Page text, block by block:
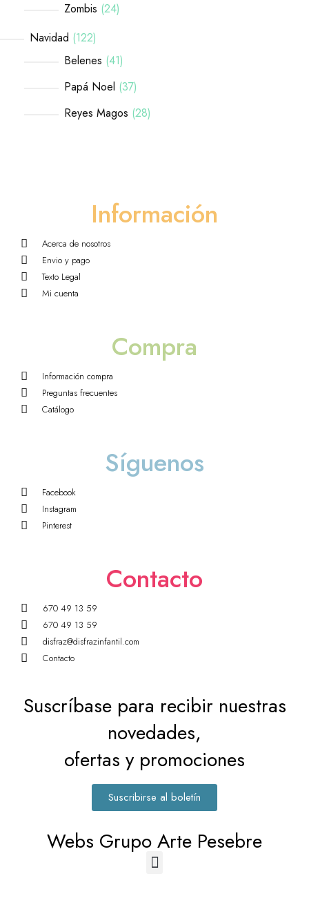
Zombis 24
Navidad 122
Belenes 41
Papá Noel 37
Reyes Magos 28
Información
Acerca de nosotros
Envio y pago
Texto Legal
Mi cuenta
Compra
Información compra
Preguntas frecuentes
Catálogo
Síguenos
Facebook
Instagram
Pinterest
Contacto
670 49 13 59
670 49 13 59
disfraz@disfrazinfantil.com
Contacto
Suscríbase para recibir nuestras
novedades,
ofertas y promociones
Suscribirse al boletín
Webs Grupo Arte Pesebre